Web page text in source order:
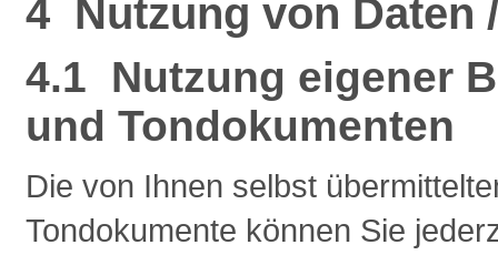
4 Nutzung von Daten
4.1 Nutzung eigener
und Tondokumenten
Die von Ihnen selbst
Tondokumente können Sie